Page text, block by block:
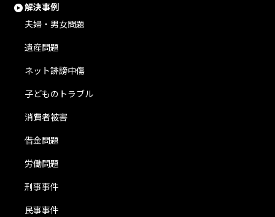
解決事例
夫婦・男女問題
遺産問題
ネット誹謗中傷
子どものトラブル
消費者被害
借金問題
労働問題
刑事事件
民事事件